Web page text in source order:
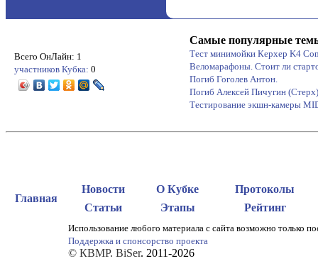
Всего ОнЛайн: 1
участников Кубка: 0
Самые популярные
Тест минимойки Керхер K4
Веломарафоны. Стоит ли
Погиб Гоголев Антон.
Погиб Алексей Пичугин (Стерх)
Тестирование экшн-камеры
Главная
Новости О Кубке
Протоколы
Статьи
Этапы Рейтинг
Использование любого материала с сайта возможно только
Поддержка и спонсорство проекта
© КВМР. BiSer. 2011-2026